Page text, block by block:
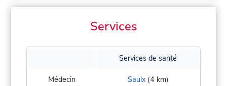
Services
Services de santé
Médecin Saulx(4 km)